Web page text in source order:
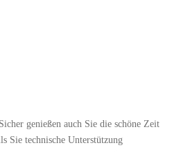
genießen auch Sie die schöne Zeit
Sie technische Unterstützung